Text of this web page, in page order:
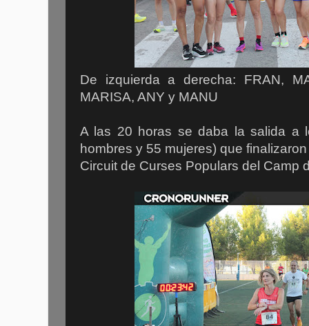
De izquierda a derecha: FRAN,
MARISA, ANY y MANU
A las 20 horas se daba la salida a
hombres y 55 mujeres) que
Circuit de Curses Populars del Camp